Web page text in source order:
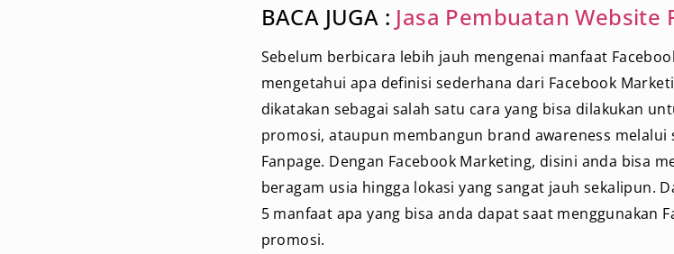
BACA JUGA : Jasa Pembuatan Website
Sebelum berbicara lebih jauh mengenai manfaat
mengetahui apa definisi sederhana dari Facebook
dikatakan sebagai salah satu cara yang bisa dilakukan
promosi, ataupun membangun brand awareness melalui
Fanpage. Dengan Facebook Marketing, disini anda bisa
beragam usia hingga lokasi yang sangat jauh sekalipun.
5 manfaat apa yang bisa anda dapat saat menggunakan
promosi.